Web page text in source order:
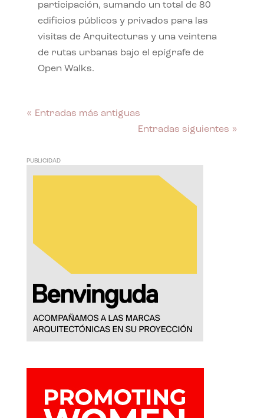
participación, sumando un total de 80
edificios públicos y privados para las
visitas de Arquitecturas y una veintena
de rutas urbanas bajo el epígrafe de
Open Walks.
« Entradas más antiguas
Entradas siguientes »
PUBLICIDAD